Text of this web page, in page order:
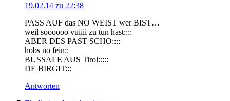
19.02.14 zu 22:38
PASS AUF das NO WEIST wer BIST…
weil soooooo vuiiii zu tun hast::::
ABER DES PAST SCHO::::
hobs no fein::
BUSSALE AUS Tirol:::::
DE BIRGIT:::
Antworten